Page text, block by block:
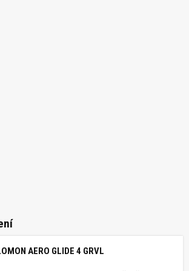
AERO GLIDE 4 GRVL